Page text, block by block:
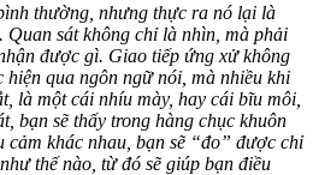
thường, nhưng thực ra nó lại là
Quan sát không chỉ là nhìn, mà phải
được gì. Giao tiếp ứng xử không
qua ngôn ngữ nói, mà nhiều khi
là một cái nhíu mày, hay cái bĩu môi,
bạn sẽ thấy trong hàng chục khuôn
cảm khác nhau, bạn sẽ “đo” được chỉ
thế nào, từ đó sẽ giúp bạn điều